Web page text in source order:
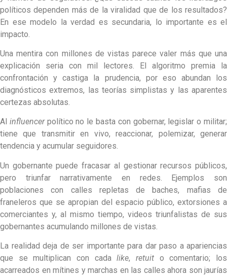
políticos dependen más de la viralidad que de los resultados?
En ese modelo la verdad es secundaria, lo importante es el
impacto.
Una mentira con millones de vistas parece valer más que una
explicación seria con mil lectores. El algoritmo premia la
confrontación y castiga la prudencia, por eso abundan los
diagnósticos extremos, las teorías simplistas y las aparentes
certezas absolutas.
Al influencer político no le basta con gobernar, legislar o militar;
tiene que transmitir en vivo, reaccionar, polemizar, generar
tendencia y acumular seguidores.
Un gobernante puede fracasar al gestionar recursos públicos,
pero triunfar narrativamente en redes. Ejemplos son
poblaciones con calles repletas de baches, mafias de
franeleros que se apropian del espacio público, extorsiones a
comerciantes y, al mismo tiempo, videos triunfalistas de sus
gobernantes acumulando millones de vistas.
La realidad deja de ser importante para dar paso a apariencias
que se multiplican con cadalike,retuit o comentario; los
acarreados en mítines y marchas en las calles ahora son jaurías